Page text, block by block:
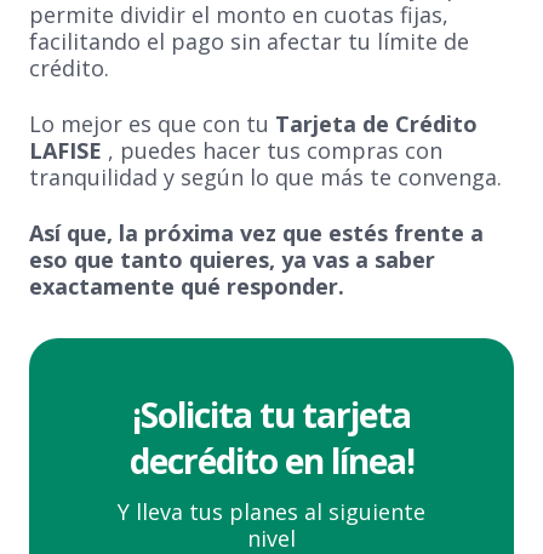
permite dividir el monto en cuotas fijas,
facilitando el pago sin afectar tu límite de
crédito.
Lo mejor es que con tu Tarjeta de Crédito
LAFISE , puedes hacer tus compras con
tranquilidad y según lo que más te convenga.
Así que, la próxima vez que estés frente a
eso que tanto quieres, ya vas a saber
exactamente qué responder.
¡Solicita tu tarjeta
decrédito en línea!
Y lleva tus planes al siguiente
nivel